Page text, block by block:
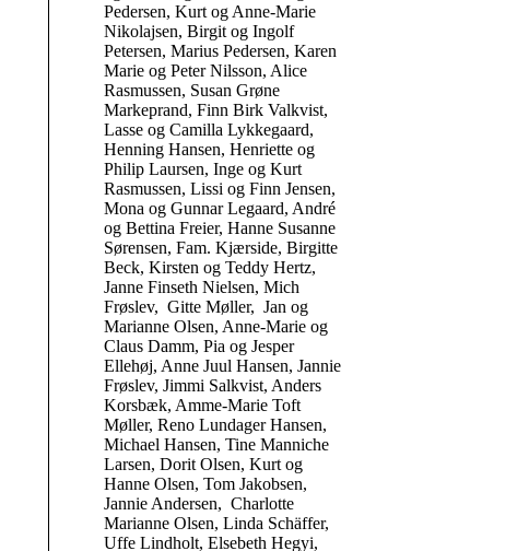
Pedersen, Kurt og Anne-Marie
Nikolajsen, Birgit og Ingolf
Petersen, Marius Pedersen, Karen
Marie og Peter Nilsson, Alice
Rasmussen, Susan Grøne
Markeprand, Finn Birk Valkvist,
Lasse og Camilla Lykkegaard,
Henning Hansen, Henriette og
Philip Laursen, Inge og Kurt
Rasmussen, Lissi og Finn Jensen,
Mona og Gunnar Legaard, André
og Bettina Freier, Hanne Susanne
Sørensen, Fam. Kjærside, Birgitte
Beck, Kirsten og Teddy Hertz,
Janne Finseth Nielsen, Mich
Frøslev, Gitte Møller, Jan og
Marianne Olsen, Anne-Marie og
Claus Damm, Pia og Jesper
Ellehøj, Anne Juul Hansen, Jannie
Frøslev, Jimmi Salkvist, Anders
Korsbæk, Amme-Marie Toft
Møller, Reno Lundager Hansen,
Michael Hansen, Tine Manniche
Larsen, Dorit Olsen, Kurt og
Hanne Olsen, Tom Jakobsen,
Jannie Andersen, Charlotte
Marianne Olsen, Linda Schäffer,
Uffe Lindholt, Elsebeth Hegyi,